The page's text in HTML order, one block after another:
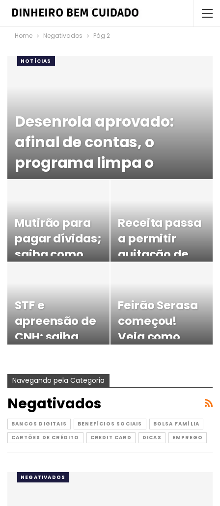
Home Negativados Pág 2
NOTÍCIAS
Desenrola aprovado:
afinal de contas, o
programa limpa o
nome? Confira
Mutirão para
pagar dívidas;
saiba como
novo
Receita passa
a permitir
quitação de
crédito;…
STF e
apreensão de
CNH: saiba
Feirão Serasa
começou!
Veja como
de até 99%
Navegando pela Categoria
Negativados
BANCOS DIGITAIS BENEFÍCIOS SOCIAIS
BOLSA FAMÍLIA
CARTÕES DE CRÉDITO
CREDIT CARD DICAS EMPREGO
NEGATIVADOS